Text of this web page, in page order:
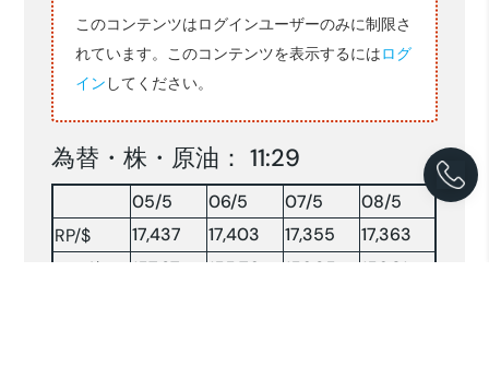
このコンテンツはログインユーザーのみに制限さ
れています。このコンテンツを表示するにはログ
イン してください。
為替・株・原油： 11:29
05/5 06/5 07/5
08/5
RP/$
17,437 17,403 17,355
17,363
YEN/$
157.27 155.76 156.35
156.81